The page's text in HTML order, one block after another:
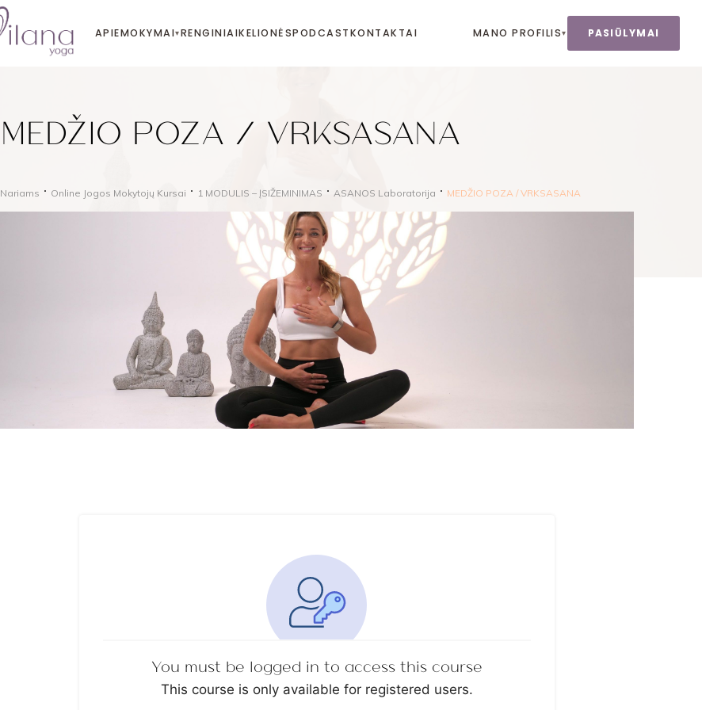
APIEMOKYMAI▾RENGINIAIKELIONĖSPODCASTKONTAKTAI MANO PROFILIS▾ PASIŪLYMAI
MEDŽIO POZA / VRKSASANA
Nariams Online Jogos Mokytojų Kursai 1 MODULIS – ĮSIŽEMINIMAS ASANOS Laboratorija MEDŽIO POZA / VRKSASANA
You must be logged in to access this course
This course is only available for registered users.